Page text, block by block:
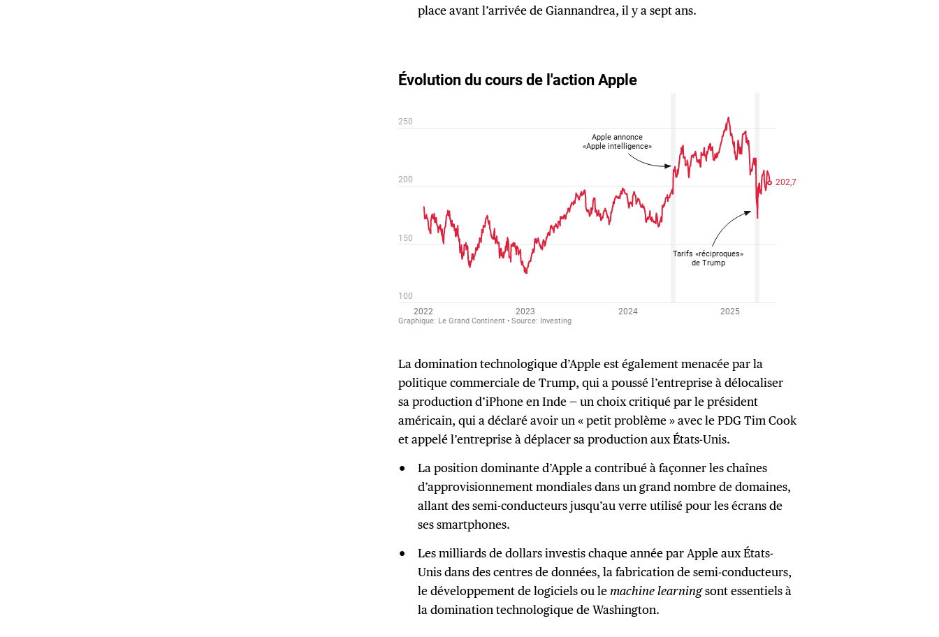
place avant l’arrivée de Giannandrea, il y a sept ans.
La domination technologique d’Apple est également menacée par la
politique commerciale de Trump, qui a poussé l’entreprise à délocaliser
sa production d’iPhone en Inde — un choix critiqué par le président
américain, qui a déclaré avoir un « petit problème » avec le PDG Tim Cook
et appelé l’entreprise à déplacer sa production aux États-Unis.
La position dominante d’Apple a contribué à façonner les chaînes
d’approvisionnement mondiales dans un grand nombre de domaines,
allant des semi-conducteurs jusqu’au verre utilisé pour les écrans de
ses smartphones.
Les milliards de dollars investis chaque année par Apple aux États-
Unis dans des centres de données, la fabrication de semi-conducteurs,
le développement de logiciels ou le machine learningsont essentiels à
la domination technologique de Washington.